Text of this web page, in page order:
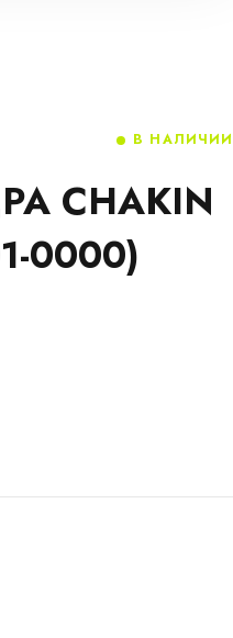
CHAKIN
0000)
В НАЛИЧИИ